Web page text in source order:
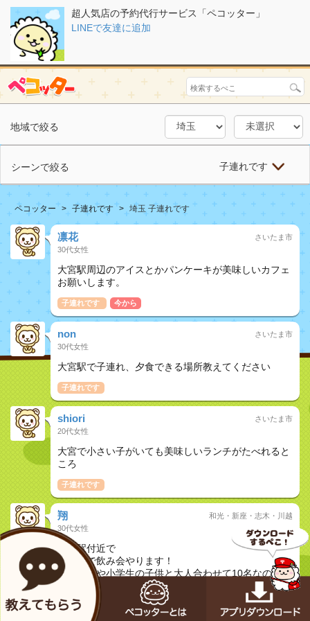
超人気店の予約代行サービス「ペコッター」
LINEで友達に追加
地域で絞る
シーンで絞る 子連れです
ペコッター 子連れです 埼玉 子連れです
凛花
30代女性
さいたま市
大宮駅周辺のアイスとかパンケーキが美味しいカフェ
お願いします。
子連れです 今から
non
30代女性
さいたま市
大宮駅で子連れ、夕食できる場所教えてください
子連れです
shiori
20代女性
さいたま市
大宮で小さい子がいても美味しいランチがたべれると
ころ
子連れです
翔
30代女性
和光・新座・志木・川越
鶴瀬駅付近で
三家族で飲み会やります！
幼稚園児や小学生の子供と大人合わせて10名なので、
お座敷個室のあるお店教えてくださいー！
友達と 子連れです 夜ご飯で